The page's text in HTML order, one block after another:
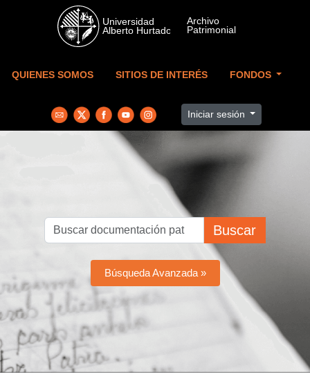
Skip to main content
QUIENES SOMOS SITIOS DE INTERÉS FONDOS
Iniciar sesión
Buscar
Búsqueda Avanzada »